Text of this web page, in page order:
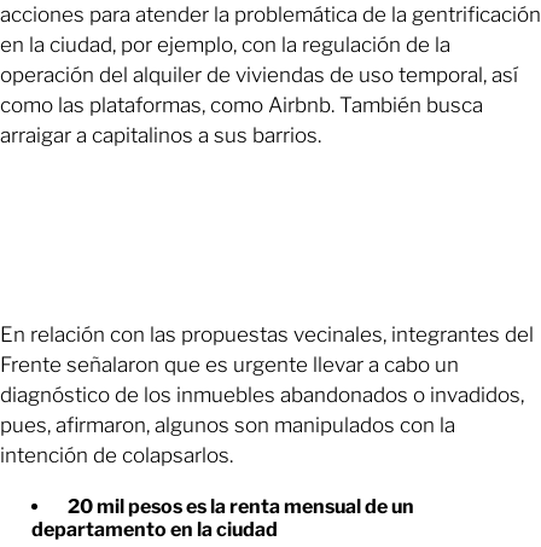
acciones para atender la problemática de la gentrificación
en la ciudad, por ejemplo, con la regulación de la
operación del alquiler de viviendas de uso temporal, así
como las plataformas, como Airbnb. También busca
arraigar a capitalinos a sus barrios.
En relación con las propuestas vecinales, integrantes del
Frente señalaron que es urgente llevar a cabo un
diagnóstico de los inmuebles abandonados o invadidos,
pues, afirmaron, algunos son manipulados con la
intención de colapsarlos.
20 mil pesos es la renta mensual de un
departamento en la ciudad